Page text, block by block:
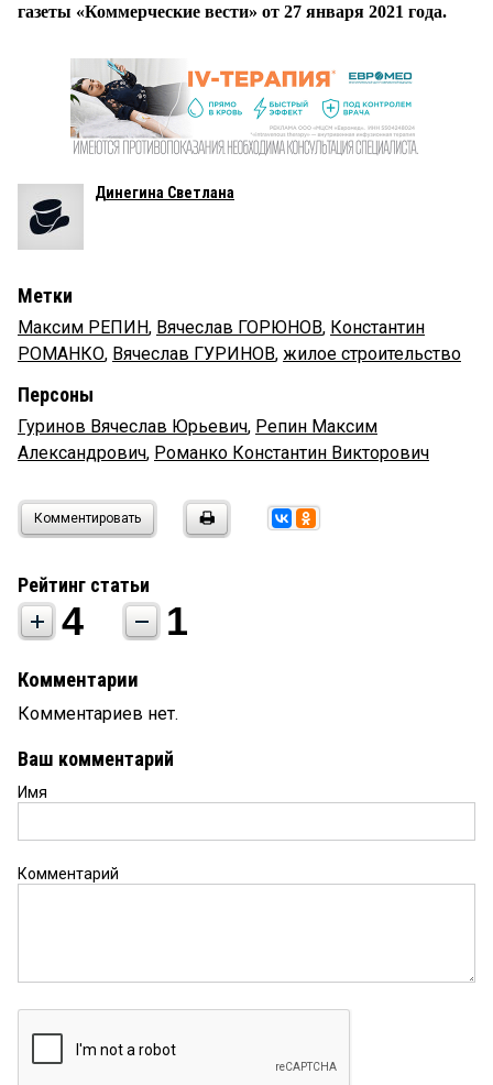
газеты «Коммерческие вести» от 27 января 2021 года.
Динегина Светлана
Метки
Максим РЕПИН, Вячеслав ГОРЮНОВ, Константин
РОМАНКО, Вячеслав ГУРИНОВ, жилое строительство
Персоны
Гуринов Вячеслав Юрьевич, Репин Максим
Александрович, Романко Константин Викторович
Комментировать
Рейтинг статьи
4 1
Комментарии
Комментариев нет.
Ваш комментарий
Имя
Комментарий